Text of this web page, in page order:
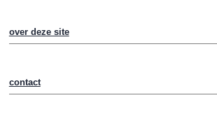
over deze site
contact